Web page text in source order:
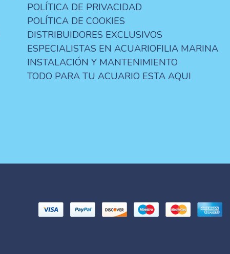
POLÍTICA DE PRIVACIDAD
POLÍTICA DE COOKIES
DISTRIBUIDORES EXCLUSIVOS
ESPECIALISTAS EN ACUARIOFILIA MARINA
INSTALACIÓN Y MANTENIMIENTO
TODO PARA TU ACUARIO ESTA AQUI